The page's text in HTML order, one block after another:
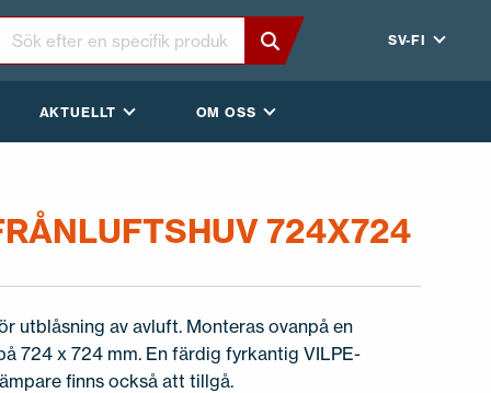
SV-FI
AKTUELLT OM OSS
724X724
utblåsning av avluft. Monteras ovanpå en
724 x 724 mm. En färdig fyrkantig VILPE-
finns också att tillgå.